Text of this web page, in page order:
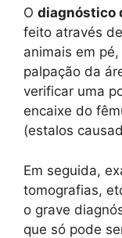
O diagnóstico
feito através
animais em
palpação da
verificar uma
encaixe do
(estalos
Em seguida,
tomografias,
o grave
que só pode